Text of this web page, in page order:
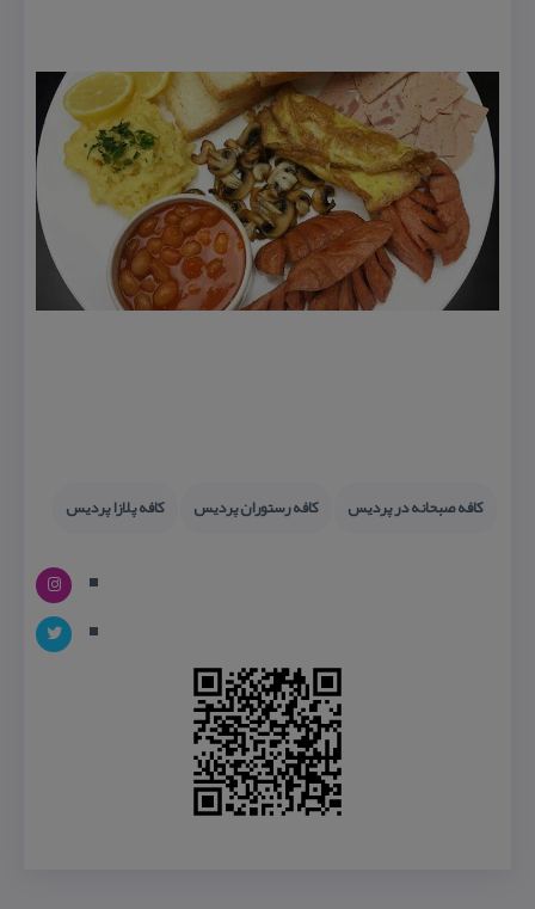
كافه صبحانه در پردیس كافه رستوران پردیس كافه پلازا پردیس